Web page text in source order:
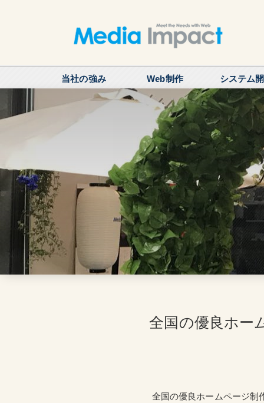
当社の強み Web制作 システム
全国の優良ホー
全国の優良ホームページ制